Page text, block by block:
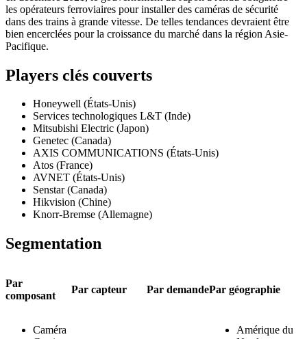
les opérateurs ferroviaires pour installer des caméras de sécurité
dans des trains à grande vitesse. De telles tendances devraient être
bien encerclées pour la croissance du marché dans la région Asie-
Pacifique.
Players clés couverts
Honeywell (États-Unis)
Services technologiques L&T (Inde)
Mitsubishi Electric (Japon)
Genetec (Canada)
AXIS COMMUNICATIONS (États-Unis)
Atos (France)
AVNET (États-Unis)
Senstar (Canada)
Hikvision (Chine)
Knorr-Bremse (Allemagne)
Segmentation
Par
composant
Par capteur Par demandePar géographie
Caméra
Amérique du